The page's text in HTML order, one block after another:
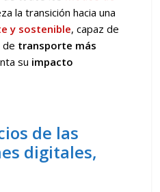
la transición hacia una
y sostenible, capaz de
de transporte más
su impacto
de las
digitales,